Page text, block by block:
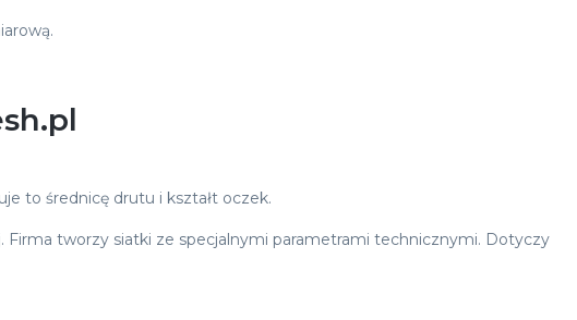
to średnicę drutu i kształt oczek.
tworzy siatki ze specjalnymi parametrami technicznymi. Dotyczy